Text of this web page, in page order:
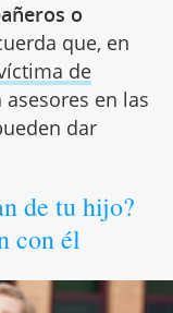
o
que, en
de
asesores en las
dar
de tu hijo?
con él